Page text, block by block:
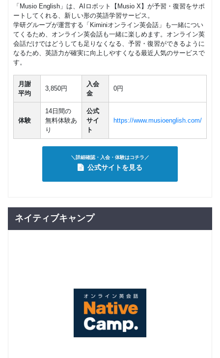
「Musio English」は、AIロボット【Musio X】が予習・復習をサポ
ートしてくれる、新しい形の英語学習サービス。
学研グループが運営する「Kiminiオンライン英会話」も一緒につい
てくるため、オンライン英会話も一緒に楽しめます。オンライン英
会話だけではどうしても足りなくなる、予習・復習ができるように
なるため、英語力が確実に向上しやすくなる最近人気のサービスで
す。
月謝
平均
3,850円
入会
金
0円
体験
14日間の
無料体験あ
り
公式
サイ
ト
https://www.musioenglish.com/
＼詳細確認・入会・体験はコチラ／
公式サイトを見る
ネイティブキャンプ